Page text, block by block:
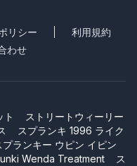
リシー
利用規約
わせ
ト
ストリートウィーリー
スプランキ 1996 ライク
プランキー ウピン イピン
Wenda Treatment
ス